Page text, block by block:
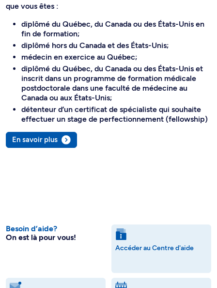
que vous êtes :
diplômé du Québec, du Canada ou des États-Unis en
fin de formation;
diplômé hors du Canada et des États-Unis;
médecin en exercice au Québec;
diplômé du Québec, du Canada ou des États-Unis et
inscrit dans un programme de formation médicale
postdoctorale dans une faculté de médecine au
Canada ou aux États-Unis;
détenteur d’un certificat de spécialiste qui souhaite
effectuer un stage de perfectionnement (fellowship)
En savoir plus
Besoin d’aide?
On est là pour vous!
Accéder au Centre d'aide